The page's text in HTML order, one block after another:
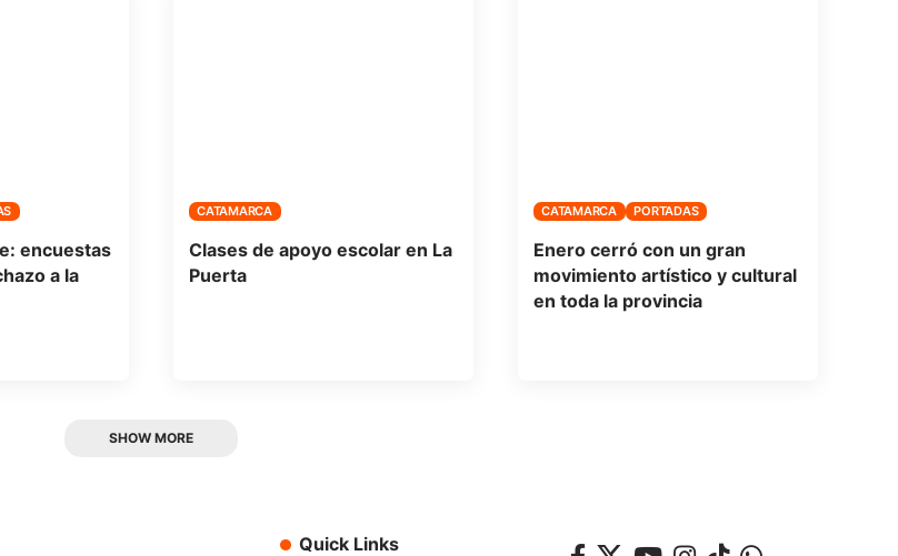
encuestas
a la
CATAMARCA
Clases de apoyo escolar en La
Puerta
CATAMARCA PORTADAS
Enero cerró con un gran
movimiento artístico y cultural
en toda la provincia
SHOW MORE
Quick Links